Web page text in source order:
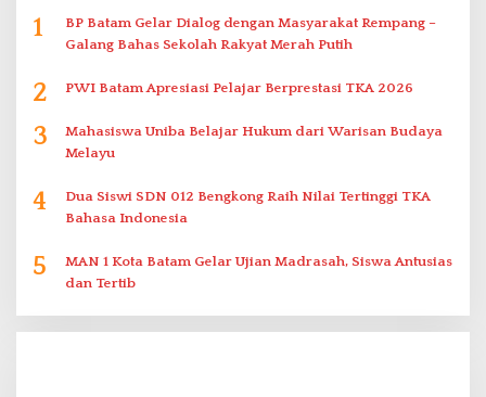
1
BP Batam Gelar Dialog dengan Masyarakat Rempang –
Galang Bahas Sekolah Rakyat Merah Putih
2 PWI Batam Apresiasi Pelajar Berprestasi TKA 2026
3
Mahasiswa Uniba Belajar Hukum dari Warisan Budaya
Melayu
4
Dua Siswi SDN 012 Bengkong Raih Nilai Tertinggi TKA
Bahasa Indonesia
5
MAN 1 Kota Batam Gelar Ujian Madrasah, Siswa Antusias
dan Tertib